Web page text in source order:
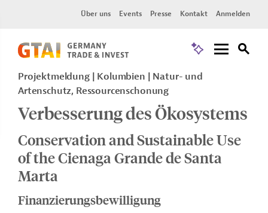
Über uns Events Presse Kontakt Anmelden
Projektmeldung Kolumbien
Natur- und
Artenschutz, Ressourcenschonung
Verbesserung des Ökosystems
Conservation and Sustainable Use
of the Cienaga Grande de Santa
Marta
Finanzierungsbewilligung